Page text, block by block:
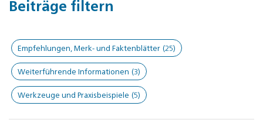
Beiträge filtern
Empfehlungen, Merk- und Faktenblätter (25)
Weiterführende Informationen (3)
Werkzeuge und Praxisbeispiele (5)